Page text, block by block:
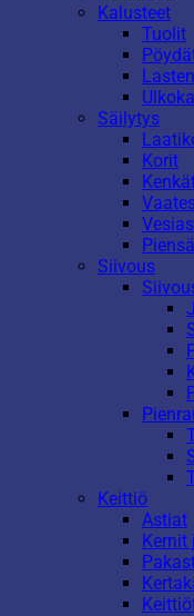
Kalusteet
Tuolit
Säilytys
Korit
Siivous
Keittiö
Astiat
Kernit